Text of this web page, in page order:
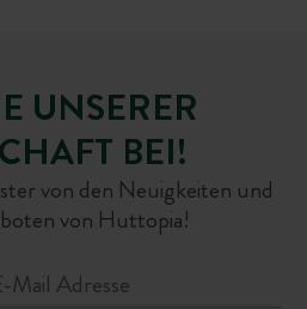
UNSERER
BEI!
von den Neuigkeiten und
von Huttopia!